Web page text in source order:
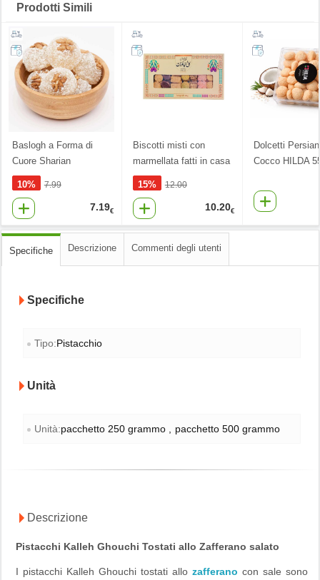
Prodotti Simili
Baslogh a Forma di
Cuore Sharian
10% 7.99
7.19€
Biscotti misti con
marmellata fatti in casa
15% 12.00
10.20€
Dolcetti
Cocco HILDA
Specifiche Descrizione Commenti degli utenti
Specifiche
Tipo:Pistacchio
Unità
Unità:pacchetto 250 grammo pacchetto 500 grammo
Descrizione
Pistacchi Kalleh Ghouchi Tostati allo Zafferano salato
I pistacchi Kalleh Ghouchi tostati allo zafferano con sale sono